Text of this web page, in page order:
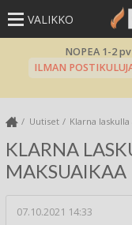
VALIKKO
NOPEA 1-2
ILMAN
Uutiset Klarna
KLARNA
MAKSUAIKAA
07.10.2021 14:33